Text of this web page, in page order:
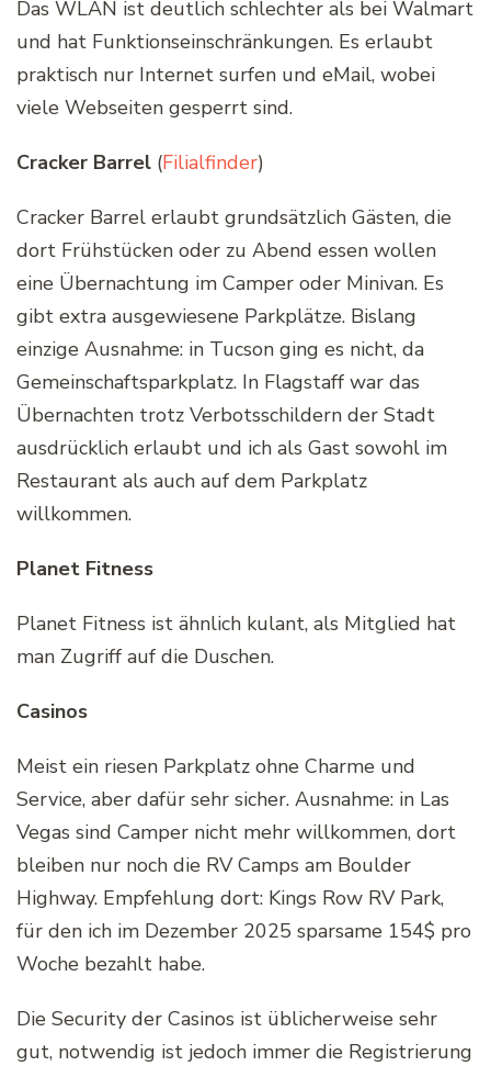
Das WLAN ist deutlich schlechter als bei Walmart
und hat Funktionseinschränkungen. Es erlaubt
praktisch nur Internet surfen und eMail, wobei
viele Webseiten gesperrt sind.
Cracker Barrel (Filialfinder)
Cracker Barrel erlaubt grundsätzlich Gästen, die
dort Frühstücken oder zu Abend essen wollen
eine Übernachtung im Camper oder Minivan. Es
gibt extra ausgewiesene Parkplätze. Bislang
einzige Ausnahme: in Tucson ging es nicht, da
Gemeinschaftsparkplatz. In Flagstaff war das
Übernachten trotz Verbotsschildern der Stadt
ausdrücklich erlaubt und ich als Gast sowohl im
Restaurant als auch auf dem Parkplatz
willkommen.
Planet Fitness
Planet Fitness ist ähnlich kulant, als Mitglied hat
man Zugriff auf die Duschen.
Casinos
Meist ein riesen Parkplatz ohne Charme und
Service, aber dafür sehr sicher. Ausnahme: in Las
Vegas sind Camper nicht mehr willkommen, dort
bleiben nur noch die RV Camps am Boulder
Highway. Empfehlung dort: Kings Row RV Park,
für den ich im Dezember 2025 sparsame 154$ pro
Woche bezahlt habe.
Die Security der Casinos ist üblicherweise sehr
gut, notwendig ist jedoch immer die Registrierung